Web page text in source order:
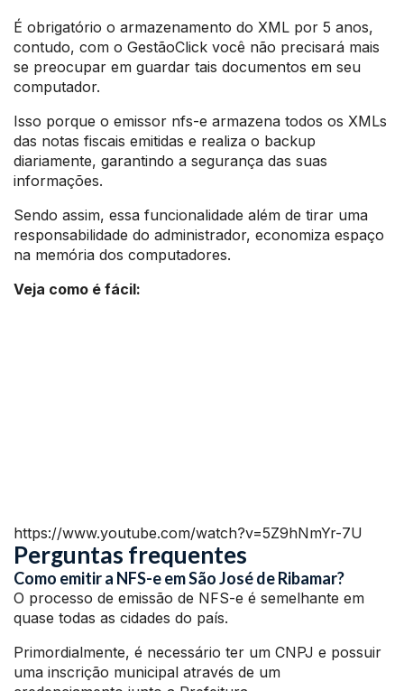
É obrigatório o armazenamento do XML por 5 anos,
contudo, com o GestãoClick você não precisará mais
se preocupar em guardar tais documentos em seu
computador.
Isso porque o emissor nfs-e armazena todos os XMLs
das notas fiscais emitidas e realiza o backup
diariamente, garantindo a segurança das suas
informações.
Sendo assim, essa funcionalidade além de tirar uma
responsabilidade do administrador, economiza espaço
na memória dos computadores.
Veja como é fácil:
https://www.youtube.com/watch?v=5Z9hNmYr-7U
Perguntas frequentes
Como emitir a NFS-e em São José de Ribamar?
O processo de emissão de NFS-e é semelhante em
quase todas as cidades do país.
Primordialmente, é necessário ter um CNPJ e possuir
uma inscrição municipal através de um